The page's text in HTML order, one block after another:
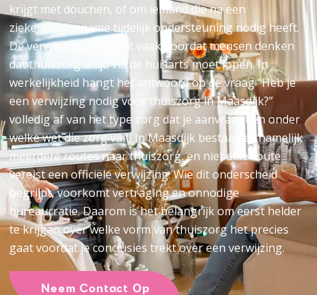
krijgt met douchen, of om iemand die na een
ziekenhuisopname tijdelijk ondersteuning nodig heeft.
De verwarring ontstaat vaak doordat mensen denken
dat thuiszorg altijd via de huisarts moet lopen. In
werkelijkheid hangt het antwoord op de vraag “Heb je
een verwijzing nodig voor thuiszorg in Maasdijk?”
volledig af van het type zorg dat je aanvraagt en onder
welke wet die zorg valt. In Maasdijk bestaan er namelijk
meerdere routes naar thuiszorg, en niet elke route
vereist een officiële verwijzing. Wie dit onderscheid
begrijpt, voorkomt vertraging en onnodige
bureaucratie. Daarom is het belangrijk om eerst helder
te krijgen over welke vorm van thuiszorg het precies
gaat voordat je conclusies trekt over een verwijzing.
Neem Contact Op